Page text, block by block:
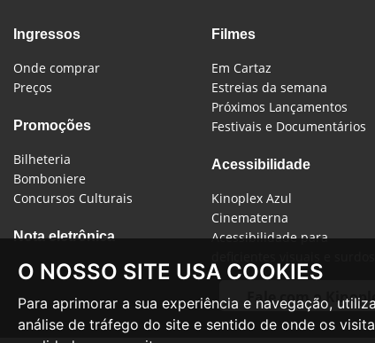
O NOSSO SITE USA COOKIES
Para aprimorar a sua experiência e navegação,
análise de tráfego do site e sentido de onde os
Ingressos
Onde comprar
Preços
Promoções
Bilheteria
Bomboniere
Concursos Culturais
Nota eletrônica
Filmes
Em Cartaz
Estreias da semana
Próximos Lançamentos
Festivais e Documentários
Acessibilidade
Kinoplex Azul
Cinematerna
Acessibilidade para
Fale com o